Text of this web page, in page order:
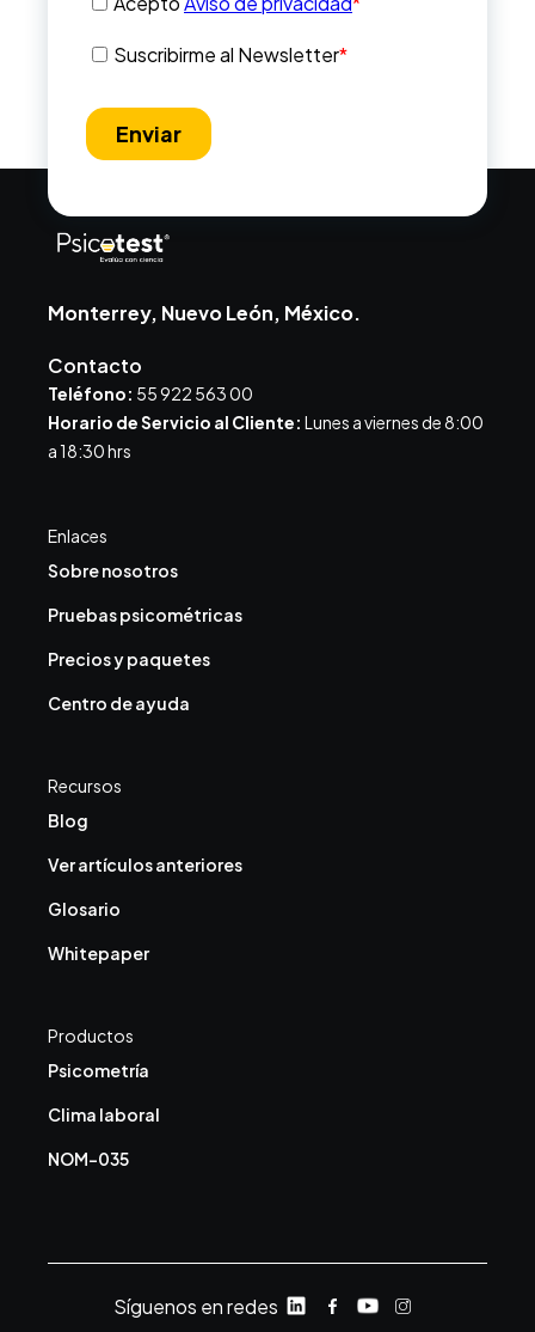
Monterrey, Nuevo León, México.
Contacto
Teléfono: 55 922 563 00
Horario de Servicio al Cliente: Lunes a viernes de 8:00
a 18:30 hrs
Enlaces
Sobre nosotros
Pruebas psicométricas
Precios y paquetes
Centro de ayuda
Recursos
Blog
Ver artículos anteriores
Glosario
Whitepaper
Productos
Psicometría
Clima laboral
NOM-035
Síguenos en redes